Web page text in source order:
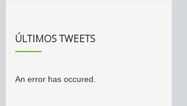
ÚLTIMOS TWEETS
An error has occured.